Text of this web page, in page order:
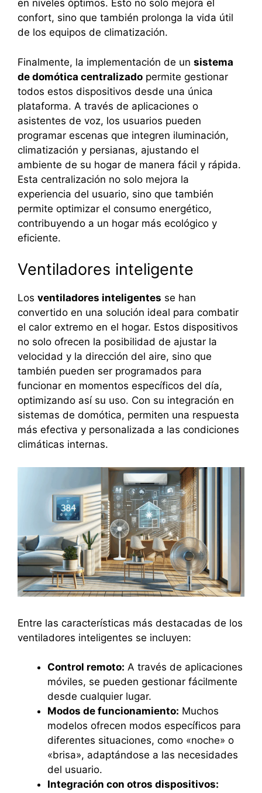
en niveles óptimos. Esto no solo mejora el
confort, sino que también prolonga la vida útil
de los equipos de climatización.
Finalmente, la implementación de un sistema
de domótica centralizado permite gestionar
todos estos dispositivos desde una única
plataforma. A través de aplicaciones o
asistentes de voz, los usuarios pueden
programar escenas que integren iluminación,
climatización y persianas, ajustando el
ambiente de su hogar de manera fácil y rápida.
Esta centralización no solo mejora la
experiencia del usuario, sino que también
permite optimizar el consumo energético,
contribuyendo a un hogar más ecológico y
eficiente.
Ventiladores inteligente
Los ventiladores inteligentes se han
convertido en una solución ideal para combatir
el calor extremo en el hogar. Estos dispositivos
no solo ofrecen la posibilidad de ajustar la
velocidad y la dirección del aire, sino que
también pueden ser programados para
funcionar en momentos específicos del día,
optimizando así su uso. Con su integración en
sistemas de domótica, permiten una respuesta
más efectiva y personalizada a las condiciones
climáticas internas.
Entre las características más destacadas de los
ventiladores inteligentes se incluyen:
Control remoto: A través de aplicaciones
móviles, se pueden gestionar fácilmente
desde cualquier lugar.
Modos de funcionamiento: Muchos
modelos ofrecen modos específicos para
diferentes situaciones, como «noche» o
«brisa», adaptándose a las necesidades
del usuario.
Integración con otros dispositivos: